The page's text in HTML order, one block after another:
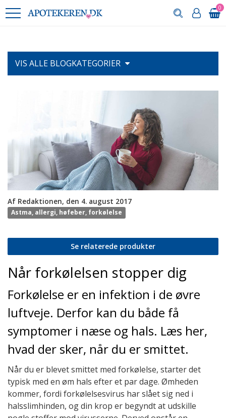
0
VIS ALLE BLOGKATEGORIER
Af Redaktionen, den 4. august 2017
Astma, allergi, høfeber, forkølelse
Se relaterede produkter
Når forkølelsen stopper dig
Forkølelse er en infektion i de øvre
luftveje. Derfor kan du både få
symptomer i næse og hals. Læs her,
hvad der sker, når du er smittet.
Når du er blevet smittet med forkølelse, starter det
typisk med en øm hals efter et par dage. Ømheden
kommer, fordi forkølelsesvirus har slået sig ned i
halsslimhinden, og din krop er begyndt at udskille